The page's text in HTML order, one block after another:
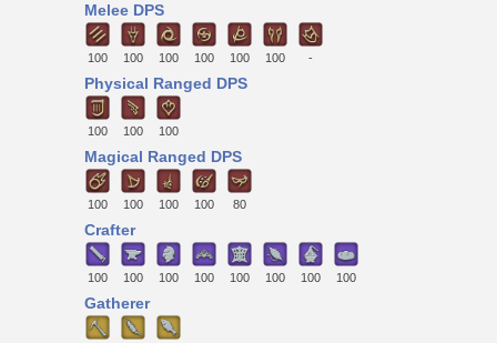
Melee DPS
100 100 100 100 100 100 -
Physical Ranged DPS
100 100 100
Magical Ranged DPS
100 100 100 100 80
Crafter
100 100 100 100 100 100 100 100
Gatherer